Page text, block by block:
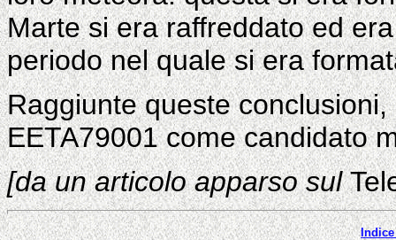
Marte si era raffreddato ed
periodo nel quale si era
Raggiunte queste
EETA79001 come candidato
[da un articolo apparso sul